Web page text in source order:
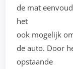
de mat
het
ook mogelijk
de auto. Door
opstaande